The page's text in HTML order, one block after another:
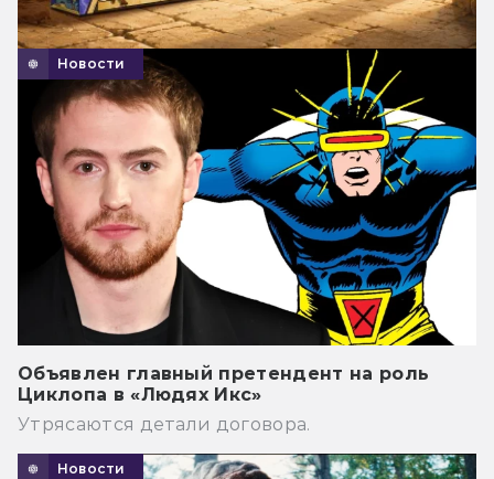
Новости
Объявлен главный претендент на роль
Циклопа в «Людях Икс»
Утрясаются детали договора.
Новости